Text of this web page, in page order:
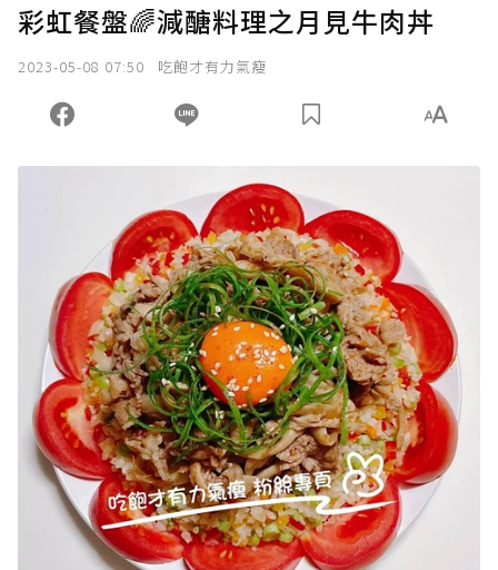
彩虹餐盤🌈減醣料理之月見牛肉丼
2023-05-08 07:50 吃飽才有力氣瘦